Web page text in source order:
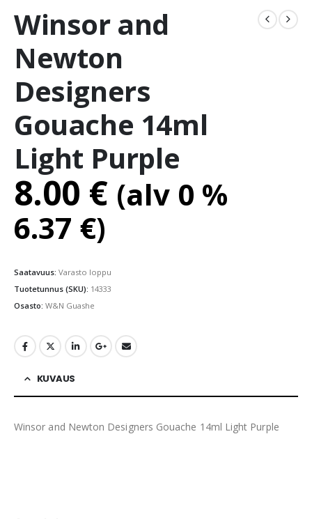
Winsor and
Newton
Designers
Gouache 14ml
Light Purple
8.00 € (alv 0 %
6.37 €)
Saatavuus: Varasto loppu
Tuotetunnus (SKU): 14333
Osasto: W&N Guashe
KUVAUS
Winsor and Newton Designers Gouache 14ml Light Purple